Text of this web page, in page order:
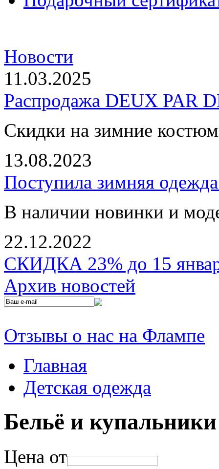
Новости
11.03.2025
Распродажа DEUX PAR
Скидки на зимние
13.08.2023
Поступила зимняя
В наличии новинки и
22.12.2022
СКИДКА 23% до 15
Архив новостей
Отзывы о нас на Флампе
Главная
Детская одежда
Бельё и купальники
Цена от